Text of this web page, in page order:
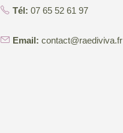
Tél: 07 65 52 61 97
Email: contact@raediviva.fr